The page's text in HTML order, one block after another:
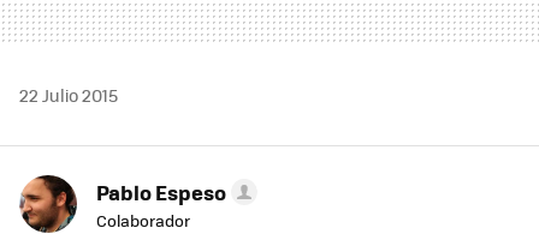
22 Julio 2015
Pablo Espeso
Colaborador